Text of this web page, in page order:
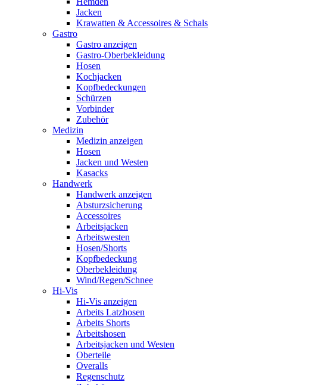
Jacken
Krawatten & Accessoires & Schals
Gastro
Gastro anzeigen
Gastro-Oberbekleidung
Hosen
Kochjacken
Kopfbedeckungen
Schürzen
Vorbinder
Zubehör
Medizin
Medizin anzeigen
Hosen
Jacken und Westen
Kasacks
Handwerk
Handwerk anzeigen
Absturzsicherung
Accessoires
Arbeitsjacken
Arbeitswesten
Hosen/Shorts
Kopfbedeckung
Oberbekleidung
Wind/Regen/Schnee
Hi-Vis
Hi-Vis anzeigen
Arbeits Latzhosen
Arbeits Shorts
Arbeitshosen
Arbeitsjacken und Westen
Oberteile
Overalls
Regenschutz